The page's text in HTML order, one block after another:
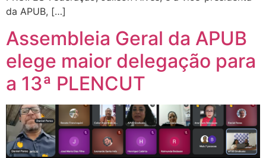
da APUB, […]
Assembleia Geral da APUB
elege maior delegação para
a 13ª PLENCUT